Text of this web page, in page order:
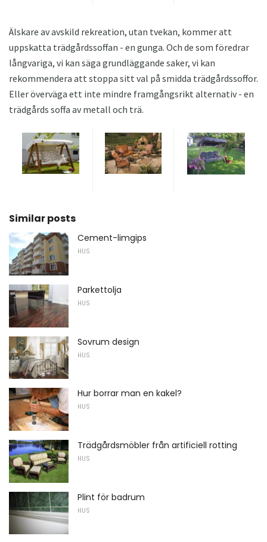
Älskare av avskild rekreation, utan tvekan, kommer att
uppskatta trädgårdssoffan - en gunga. Och de som föredrar
långvariga, vi kan säga grundläggande saker, vi kan
rekommendera att stoppa sitt val på smidda trädgårdssoffor.
Eller överväga ett inte mindre framgångsrikt alternativ - en
trädgårds soffa av metall och trä.
Similar posts
Cement-limgips
HUS
Parkettolja
HUS
Sovrum design
HUS
Hur borrar man en kakel?
HUS
Trädgårdsmöbler från artificiell rotting
HUS
Plint för badrum
HUS